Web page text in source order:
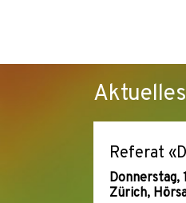
Aktuelles
Referat
Donnerstag,
Zürich,